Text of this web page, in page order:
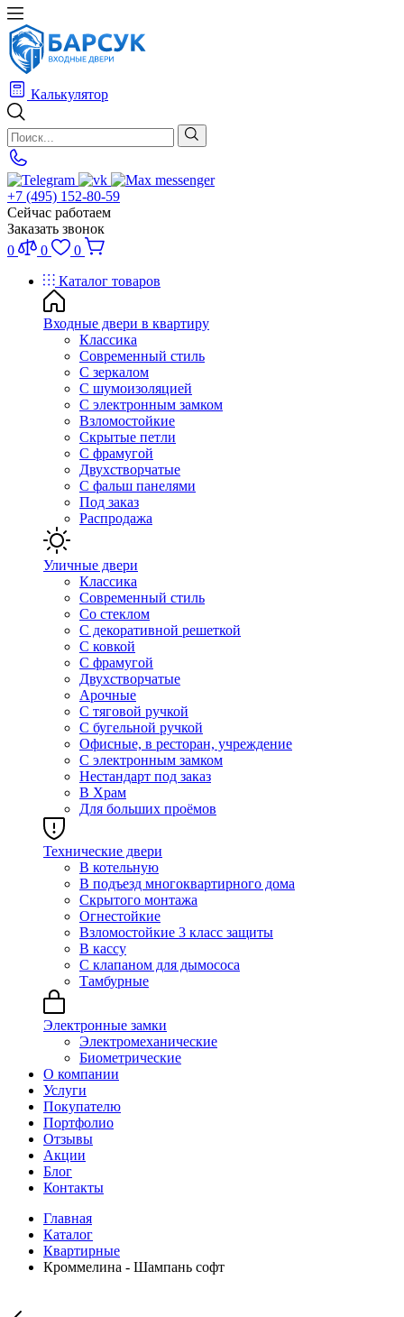
Калькулятор
+7 (495) 152-80-59
Сейчас работаем
Заказать звонок
0
0
0
Каталог товаров
Входные двери в квартиру
Классика
Современный стиль
С зеркалом
С шумоизоляцией
С электронным замком
Взломостойкие
Скрытые петли
С фрамугой
Двухстворчатые
С фальш панелями
Под заказ
Распродажа
Уличные двери
Классика
Современный стиль
Со стеклом
С декоративной решеткой
С ковкой
С фрамугой
Двухстворчатые
Арочные
С тяговой ручкой
С бугельной ручкой
Офисные, в ресторан, учреждение
С электронным замком
Нестандарт под заказ
В Храм
Для больших проёмов
Технические двери
В котельную
В подъезд многоквартирного дома
Скрытого монтажа
Огнестойкие
Взломостойкие 3 класс защиты
В кассу
С клапаном для дымососа
Тамбурные
Электронные замки
Электромеханические
Биометрические
О компании
Услуги
Покупателю
Портфолио
Отзывы
Акции
Блог
Контакты
Главная
Каталог
Квартирные
Кроммелина - Шампань софт